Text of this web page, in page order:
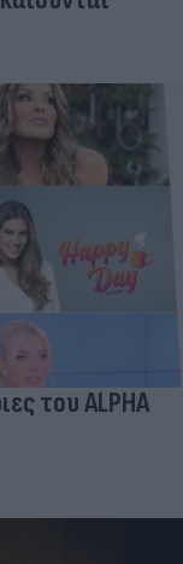
του ALPHA